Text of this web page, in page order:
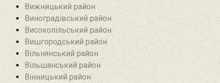
Вижницький район
Виноградівський район
Високопільський район
Вишгородський район
Вільнянський район‎
Вільшанський район
Вінницький район